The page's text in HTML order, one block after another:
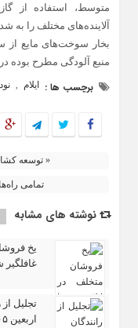
متوسط، استفاده از
آلاینده‌های مختلف را
بخار سوخت‌های مایع از
منبع آلودگی مطرح بوده
برچسب ها : ایلام
« توسعه
تمامی
نوشته های مشابه
یخ‌
غافلگیر
تجلیل